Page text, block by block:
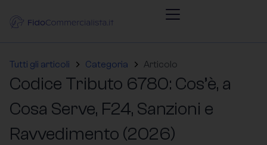
Tutti gli articoli Categoria Articolo
Codice Tributo 6780: Cos’è, a
Cosa Serve, F24, Sanzioni e
Ravvedimento (2026)